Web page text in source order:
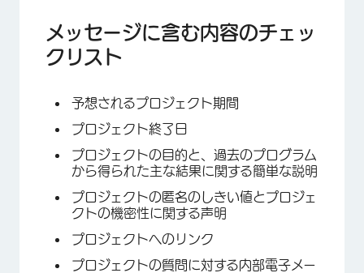
メッセージに含む内容のチェッ
クリスト
予想されるプロジェクト期間
プロジェクト終了日
プロジェクトの目的と、過去のプログラム
から得られた主な結果に関する簡単な説明
プロジェクトの匿名のしきい値とプロジェ
クトの機密性に関する声明
プロジェクトへのリンク
プロジェクトの質問に対する内部電子メー